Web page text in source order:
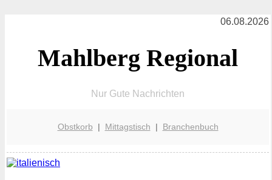
06.08.2026
Mahlberg Regional
Nur Gute Nachrichten
Obstkorb | Mittagstisch | Branchenbuch